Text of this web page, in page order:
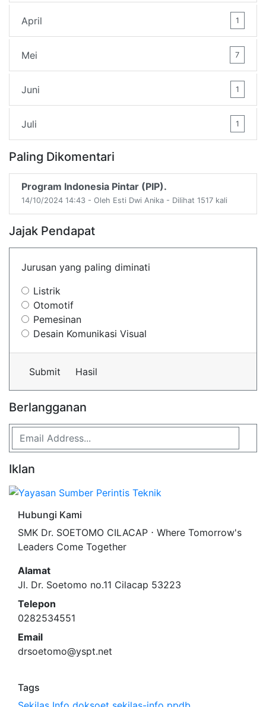
April 1
Mei 7
Juni 1
Juli 1
Paling Dikomentari
Program Indonesia Pintar (PIP).
14/10/2024 14:43 - Oleh Esti Dwi Anika - Dilihat 1517 kali
Jajak Pendapat
Jurusan yang paling diminati
Listrik
Otomotif
Pemesinan
Desain Komunikasi Visual
Submit Hasil
Berlangganan
Iklan
Hubungi Kami
SMK Dr. SOETOMO CILACAP ⋅ Where Tomorrow's
Leaders Come Together
Alamat
Jl. Dr. Soetomo no.11 Cilacap 53223
Telepon
0282534551
Email
drsoetomo@yspt.net
Tags